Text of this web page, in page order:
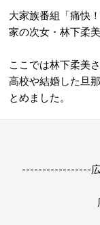
大家族番組「痛快
家の次女・林下柔
ここでは林下柔美
高校や結婚した旦
とめました。
-----------------